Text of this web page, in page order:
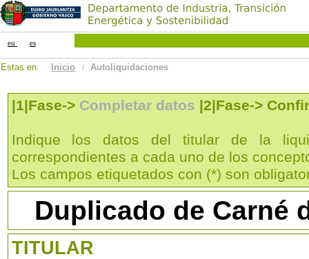
eu es
Estas en: Inicio / Autoliquidaciones
|1|Fase-> Completar datos |2|Fase->
Indique los datos del titular de la
correspondientes a cada uno de los
Los campos etiquetados con (*) son
Duplicado de Carné
TITULAR